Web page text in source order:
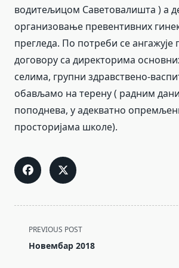
водитељицом Саветовалишта ) а
организовање превентивних
прегледа. По потреби се ангажује
договору са директорима
селима, групни здравствено-
обављамо на терену ( радним
поподнева, у адекватно
просторијама школе).
<span
class="nav-
PREVIOUS POST
Новембар 2018